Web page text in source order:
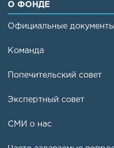
О ФОНДЕ
Официальные
Команда
Попечительский совет
Экспертный совет
СМИ о нас